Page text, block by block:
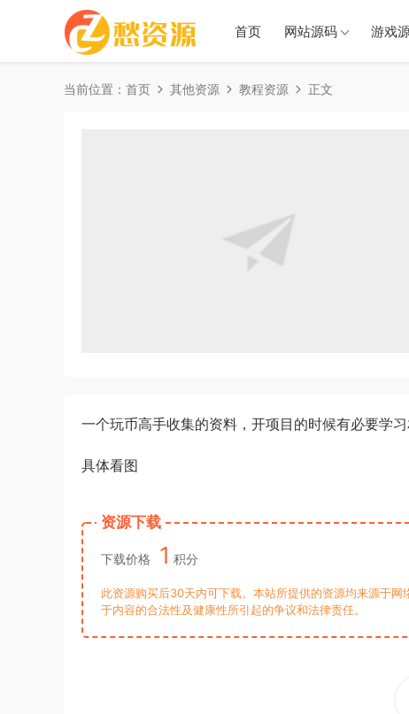
首页 网站源码 游戏
当前位置： 首页 其他资源 教程资源 正文
一个玩币高手收集的资料，开项目的时候有必要学
具体看图
资源下载
下载价格 1 积分
此资源购买后30天内可下载。本站所提供的资源均来源于
于内容的合法性及健康性所引起的争议和法律责任。